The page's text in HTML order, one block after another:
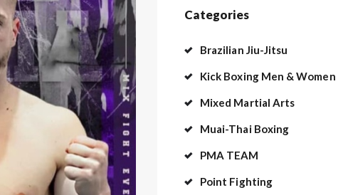
Categories
Brazilian Jiu-Jitsu
Kick Boxing Men & Women
Mixed Martial Arts
Muai-Thai Boxing
PMA TEAM
Point Fighting